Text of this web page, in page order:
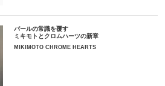
パールの常識を覆す
ミキモトとクロムハーツの新章
MIKIMOTO CHROME HEARTS